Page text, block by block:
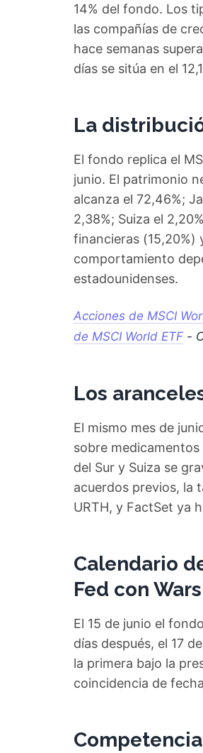
14% del fondo. Los
las compañías de
hace semanas
días se sitúa en el
La
El fondo replica el
junio. El patrimonio
alcanza el 72,46%;
2,38%; Suiza el
financieras (15,20%)
comportamiento
estadounidenses.
Acciones de MSCI
de MSCI World ETF -
Los
El mismo mes de
sobre
del Sur y Suiza se
acuerdos previos, la
URTH, y FactSet ya
Calendario
Fed con
El 15 de junio el
días después, el 17
la primera bajo la
coincidencia de